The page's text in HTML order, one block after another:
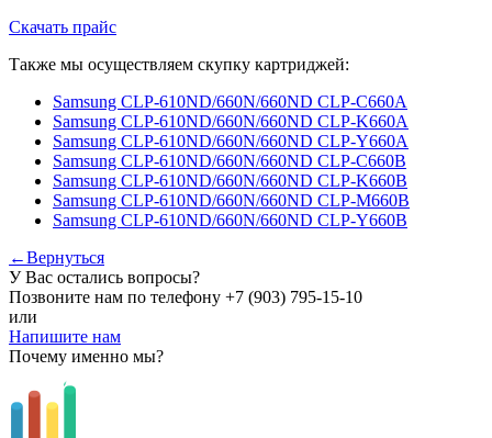
Скачать прайс
Также мы осуществляем скупку картриджей:
Samsung CLP-610ND/660N/660ND CLP-C660A
Samsung CLP-610ND/660N/660ND CLP-K660A
Samsung CLP-610ND/660N/660ND CLP-Y660A
Samsung CLP-610ND/660N/660ND CLP-C660B
Samsung CLP-610ND/660N/660ND CLP-K660B
Samsung CLP-610ND/660N/660ND CLP-M660B
Samsung CLP-610ND/660N/660ND CLP-Y660B
←Вернуться
У Вас остались вопросы?
Позвоните нам по телефону +7 (903) 795-15-10
или
Напишите нам
Почему именно мы?